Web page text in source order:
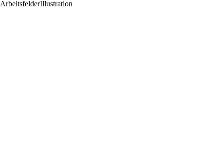
ArbeitsfelderIllustration